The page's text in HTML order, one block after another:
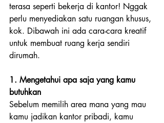
terasa seperti bekerja di kantor! Nggak
perlu menyediakan satu ruangan khusus,
kok. Dibawah ini ada cara-cara kreatif
untuk membuat ruang kerja sendiri
dirumah.
1. Mengetahui apa saja yang kamu
butuhkan
Sebelum memilih area mana yang mau
kamu jadikan kantor pribadi, kamu